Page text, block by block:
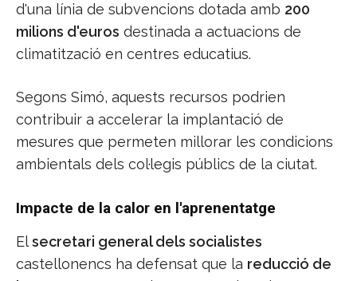
d'una línia de subvencions dotada amb 200
milions d'euros destinada a actuacions de
climatització en centres educatius.
Segons Simó, aquests recursos podrien
contribuir a accelerar la implantació de
mesures que permeten millorar les condicions
ambientals dels col·legis públics de la ciutat.
Impacte de la calor en l'aprenentatge
Elsecretari general dels socialistes
castellonencs ha defensat que la reducció de